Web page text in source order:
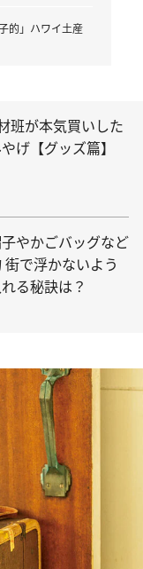
的」ハワイ土産
班が本気買いした
げ【グッズ篇】
やかごバッグなど
街で浮かないよう
る秘訣は？